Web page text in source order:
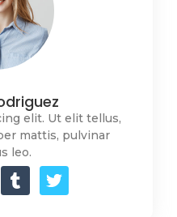
elit. Ut elit tellus,
mattis, pulvinar
leo.